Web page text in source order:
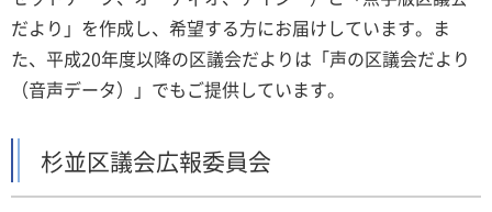
だより」を作成し、希望する方にお届けしています。ま
た、平成20年度以降の区議会だよりは「声の区議会だより
（音声データ）」でもご提供しています。
杉並区議会広報委員会